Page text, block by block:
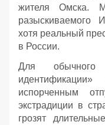
жителя Омска.
разыскиваемого
хотя реальный
в России.
Для обычного
испорченным
экстрадиции в
грозят